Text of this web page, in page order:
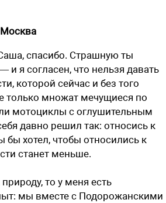
спасибо. Страшную ты
и я согласен, что нельзя давать
которой сейчас и без того
только множат мечущиеся по
мотоциклы с оглушительным
давно решил так: относись к
бы хотел, чтобы относились к
станет меньше.
то у меня есть
мы вместе с Подорожанскими